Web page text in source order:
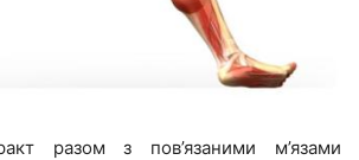
разом з пов’язаними м’язами